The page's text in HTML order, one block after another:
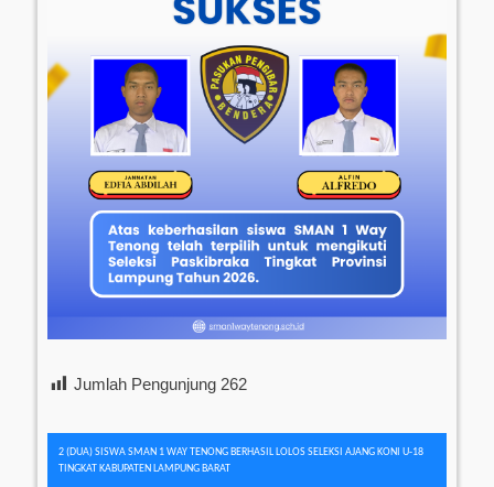
Jumlah Pengunjung 262
Navigasi
2 (DUA) SISWA SMAN 1 WAY TENONG BERHASIL LOLOS SELEKSI AJANG KONI U-18
TINGKAT KABUPATEN LAMPUNG BARAT